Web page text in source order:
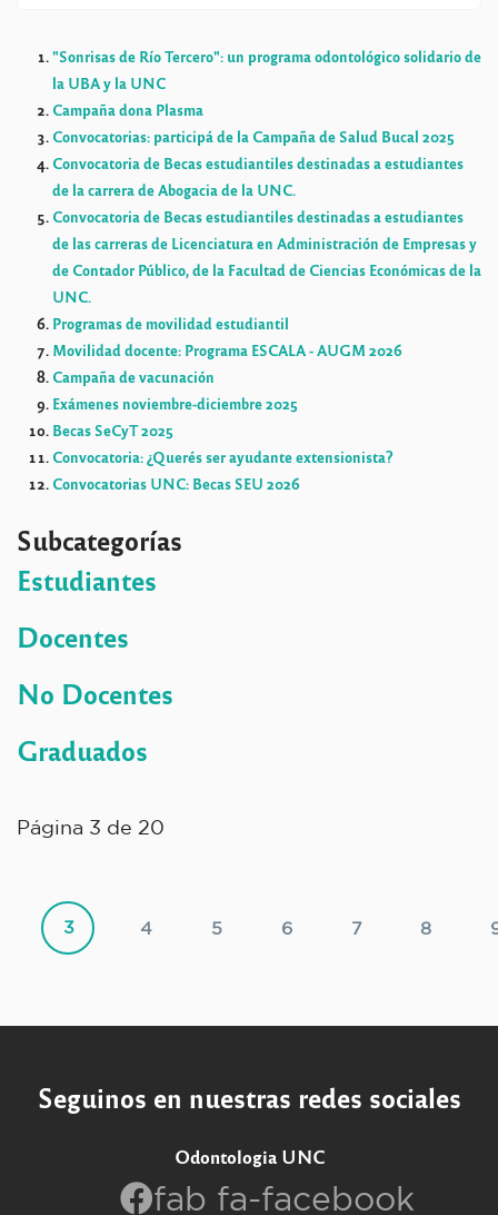
"Sonrisas de Río Tercero": un programa odontológico solidario de
la UBA y la UNC
Campaña dona Plasma
Convocatorias: participá de la Campaña de Salud Bucal 2025
Convocatoria de Becas estudiantiles destinadas a estudiantes
de la carrera de Abogacia de la UNC.
Convocatoria de Becas estudiantiles destinadas a estudiantes
de las carreras de Licenciatura en Administración de Empresas y
de Contador Público, de la Facultad de Ciencias Económicas de la
UNC.
Programas de movilidad estudiantil
Movilidad docente: Programa ESCALA - AUGM 2026
Campaña de vacunación
Exámenes noviembre-diciembre 2025
Becas SeCyT 2025
Convocatoria: ¿Querés ser ayudante extensionista?
Convocatorias UNC: Becas SEU 2026
Subcategorías
Estudiantes
Docentes
No Docentes
Graduados
Página 3 de 20
3 4 5 6 7 8
Seguinos en nuestras redes sociales
Odontologia UNC
fab fa-facebook